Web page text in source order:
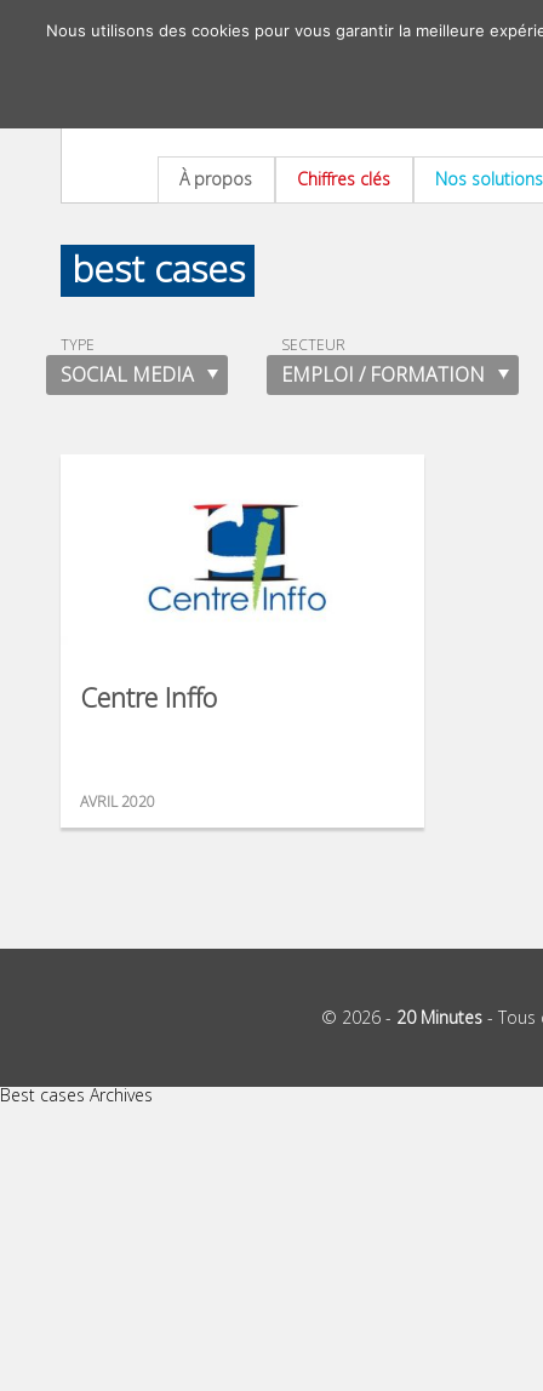
À propos Chiffres clés Nos solutions
best cases
TYPE
SOCIAL MEDIA
SECTEUR
EMPLOI / FORMATION
Centre Inffo
AVRIL 2020
© 2026 - 20 Minutes -
Nous utilisons des cookies pour vous garantir la meilleure
Best cases Archives